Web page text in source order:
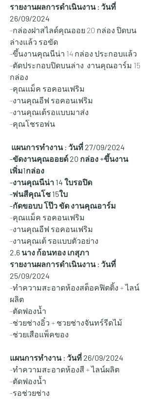
รายงานผลการดำเนินงาน : วันที่
26/09/2024
-กล่องฝาสไลด์คุณออย 20 กล่อง ปิดบน
ล่างแล้ว รอขัด
-ขึ้นงานคุณนีน่า 14 กล่อง ประกอบแล้ว
-ตัดประกอบปิดบนล่าง  งานคุณอาร์ม 15
กล่อง
-คุณแม็ค รอคอนเฟริม
-งานคุณอีฟ รอคอนเฟริม
-งานคุณเต้รอแบบมาส่ง
-คุณโชรอพ่น
แผนการทำงาน : วันที่ 27/09/2024
-ขัดงานคุณออยด์ 20 กล่อง +ขึ้นงาน
เพิ่ม1กล่อง
-งานคุณนีน่า 14 ใบรอปิด
-พ่นสีคุณโช 15ใบ
-กัดขอบบ โป๊ว ขัด งานคุณอาร์ม
-คุณแม็ค รอคอนเฟริม
-งานคุณอีฟ รอคอนเฟริม
-งานคุณเต้ รอแบบตัวอย่าง
2.6 นาง ก้อนทอง เกสุภา
รายงานผลการดำเนินงาน : วันที่
25/09/2024
-ทำความสะอาดห้องสต็อคฟิตติ้ง + ไลน์
ผลิต
-ตัดฟองน้ำ
-ช่วยช่างอิ๋ว + ชวยช่างจันทร์รีดไม้
-ช่วยเสือแพ็คของ
แผนการทำงาน : วันที่ 26/09/2024
-ทำความสะอาดห้องสี + ไลน์ผลิต
-ตัดฟองน้ำ
-รอช่วยช่าง